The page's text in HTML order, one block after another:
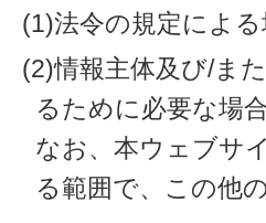
(1)法令の規定による
(2)情報主体及び/ま
るために必要な場合
なお、本ウェブサ
る範囲で、この他